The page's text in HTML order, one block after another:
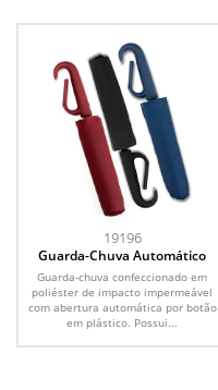
19196
Guarda-Chuva Automático
Guarda-chuva confeccionado em
poliéster de impacto impermeável
com abertura automática por botão
em plástico. Possui...